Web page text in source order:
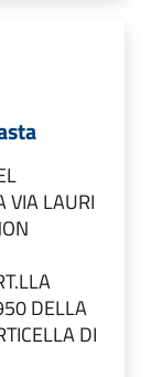
VIA LAURI
DELLA
DI